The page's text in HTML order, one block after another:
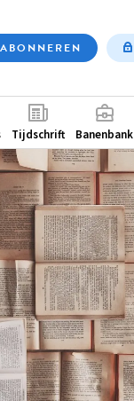
ABONNEREN
Tijdschrift Banenbank